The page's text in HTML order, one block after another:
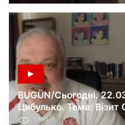
BUGÜN/Сьогодні.
Цибулько. Тема: Візит
меседжі посилає Китай
1354